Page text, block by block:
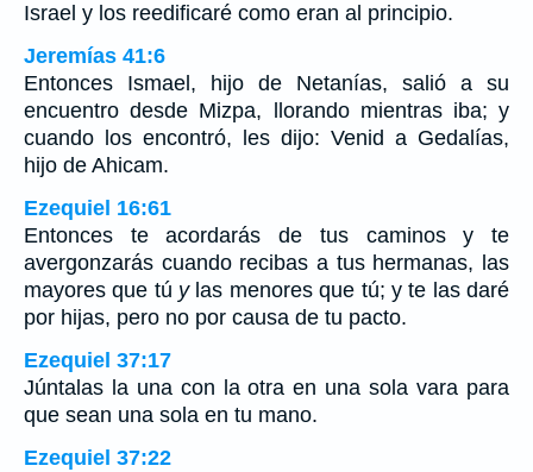
Israel y los reedificaré como eran al principio.
Jeremías 41:6
Entonces Ismael, hijo de Netanías, salió a su
encuentro desde Mizpa, llorando mientras iba; y
cuando los encontró, les dijo: Venid a Gedalías,
hijo de Ahicam.
Ezequiel 16:61
Entonces te acordarás de tus caminos y te
avergonzarás cuando recibas a tus hermanas, las
mayores que tú ylas menores que tú; y te las daré
por hijas, pero no por causa de tu pacto.
Ezequiel 37:17
Júntalas la una con la otra en una sola vara para
que sean una sola en tu mano.
Ezequiel 37:22